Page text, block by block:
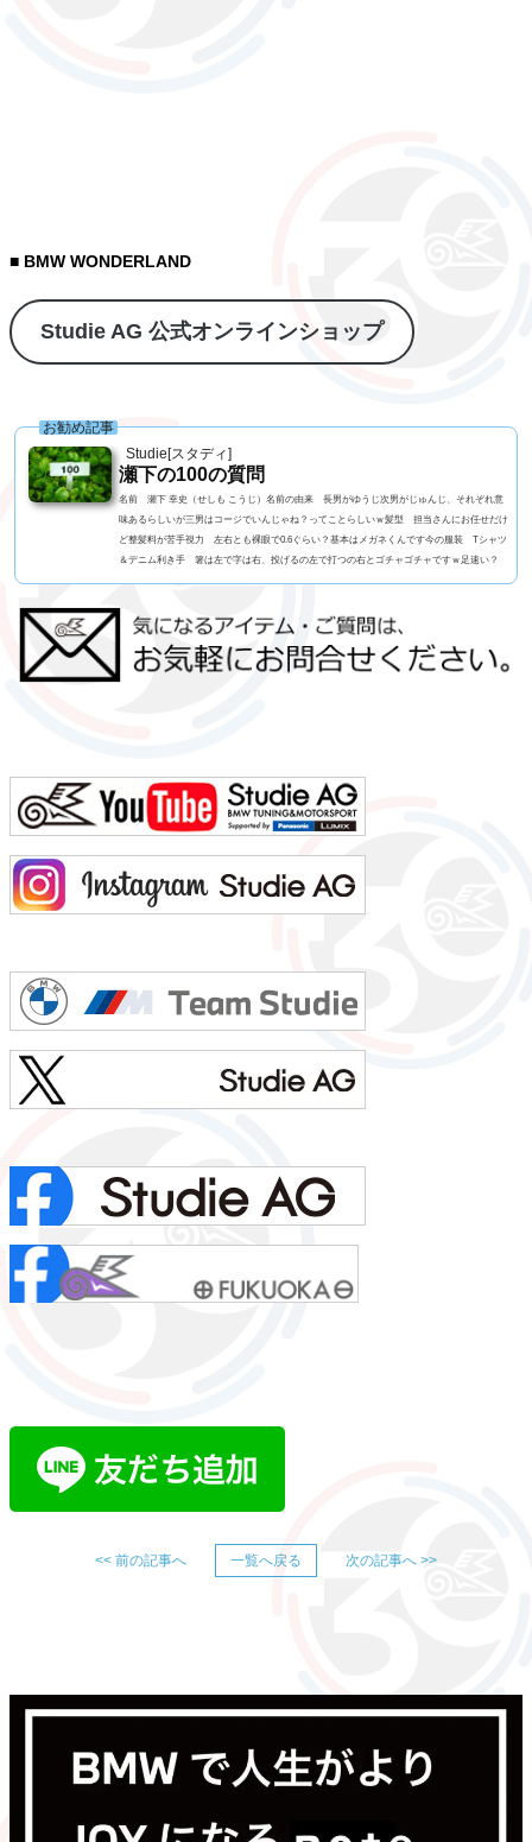
■ BMW WONDERLAND
Studie AG 公式オンラインショップ
Studie[スタディ]
お勧め記事
瀬下の100の質問
名前 瀬下 幸史（せしも こうじ）名前の由来 長男がゆうじ次男がじゅんじ、それぞれ意
味あるらしいが三男はコージでいんじゃね？ってことらしいｗ髪型 担当さんにお任せだけ
ど整髪料が苦手視力 左右とも裸眼で0.6ぐらい？基本はメガネくんです今の服装 Tシャツ
＆デニム利き手 箸は左で字は右、投げるの左で打つの右とゴチャゴチャですｗ足速い？
ラいｗ...
<< 前の記事へ 一覧へ戻る 次の記事へ >>